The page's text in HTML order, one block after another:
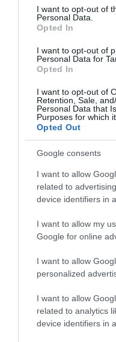
consent section.
I want to opt-out of
Personal Data.
Opted In
I want to opt-out of
Personal Data for
Opted In
I want to opt-out of
Retention, Sale,
Personal Data that
Purposes for which
Opted Out
Google consents
I want to allow
related to
device identifiers in
I want to allow my
Google for online
I want to allow
personalized
I want to allow
related to analytics
device identifiers in
font:major-
Διαβάστε όλες τις
Ελλάδα και τον
ΔΕΙΤΕ ΠΡΩΤΟΙΟΛΑ
Σχετικά